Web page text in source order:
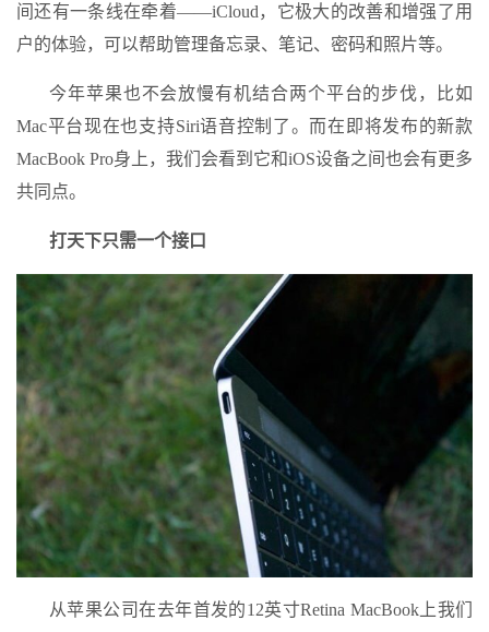
间还有一条线在牵着——iCloud，它极大的改善和增强了用
户的体验，可以帮助管理备忘录、笔记、密码和照片等。
今年苹果也不会放慢有机结合两个平台的步伐，比如
Mac平台现在也支持Siri语音控制了。而在即将发布的新款
MacBook Pro身上，我们会看到它和iOS设备之间也会有更多
共同点。
打天下只需一个接口
从苹果公司在去年首发的12英寸Retina MacBook上我们